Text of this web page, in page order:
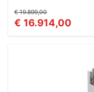
€ 19.899,00
€ 16.914,00